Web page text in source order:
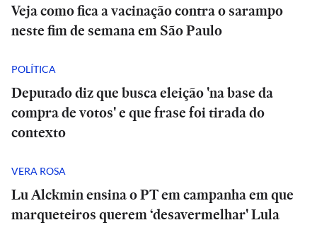
Veja como fica a vacinação contra o sarampo
neste fim de semana em São Paulo
POLÍTICA
Deputado diz que busca eleição 'na base da
compra de votos' e que frase foi tirada do
contexto
VERA ROSA
Lu Alckmin ensina o PT em campanha em que
marqueteiros querem ‘desavermelhar' Lula